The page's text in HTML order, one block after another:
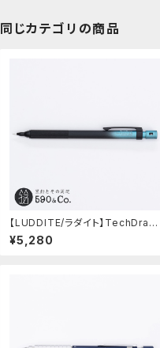
同じカテゴリの商品
【LUDDITE/ラダイト】TechDraw
2 グラデーションモデル (LDB-MP
2GB1-05)
¥5,280